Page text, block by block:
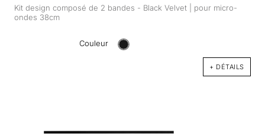
Kit design composé de 2 bandes - Black Velvet | pour micro-
ondes 38cm
Couleur
+ DÉTAILS